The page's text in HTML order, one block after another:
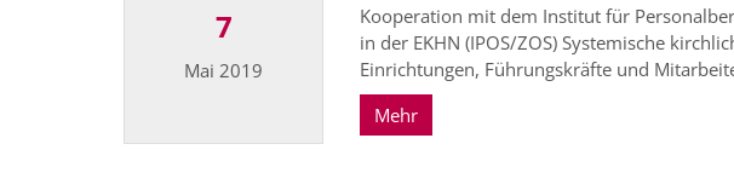
7
Mai 2019
Kooperation mit dem Institut für
in der EKHN (IPOS/ZOS) Systemische
Einrichtungen, Führungskräfte und
Mehr